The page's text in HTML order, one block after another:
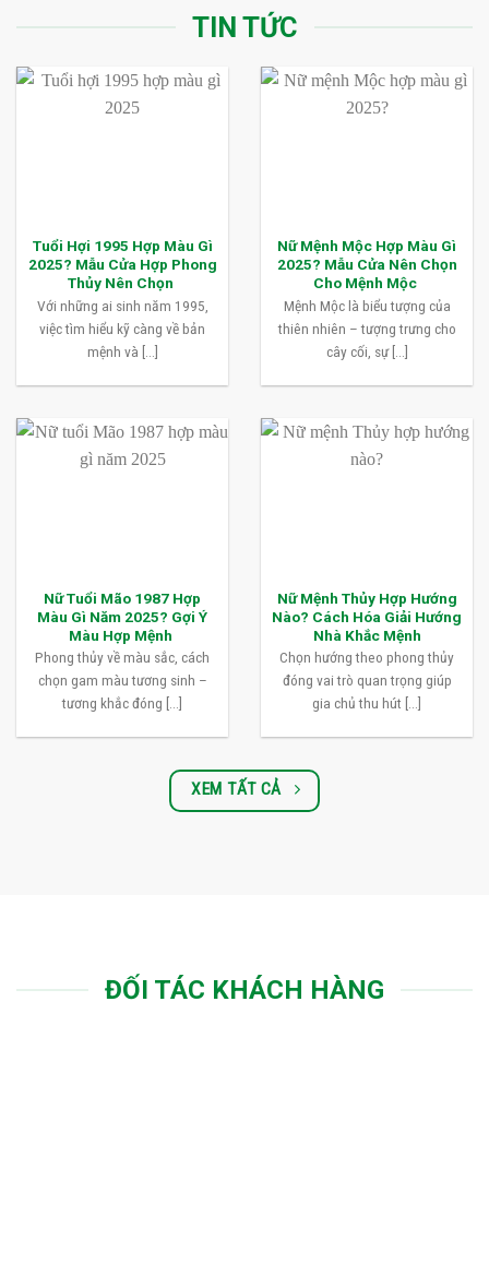
TIN TỨC
Tuổi Hợi 1995 Hợp Màu Gì
2025? Mẫu Cửa Hợp Phong
Thủy Nên Chọn
Với những ai sinh năm 1995,
việc tìm hiểu kỹ càng về bản
mệnh và [...]
Nữ Mệnh Mộc Hợp Màu Gì
2025? Mẫu Cửa Nên Chọn
Cho Mệnh Mộc
Mệnh Mộc là biểu tượng của
thiên nhiên – tượng trưng cho
cây cối, sự [...]
Nữ Tuổi Mão 1987 Hợp
Màu Gì Năm 2025? Gợi Ý
Màu Hợp Mệnh
Phong thủy về màu sắc, cách
chọn gam màu tương sinh –
tương khắc đóng [...]
Nữ Mệnh Thủy Hợp Hướng
Nào? Cách Hóa Giải Hướng
Nhà Khắc Mệnh
Chọn hướng theo phong thủy
đóng vai trò quan trọng giúp
gia chủ thu hút [...]
XEM TẤT CẢ
ĐỐI TÁC KHÁCH HÀNG